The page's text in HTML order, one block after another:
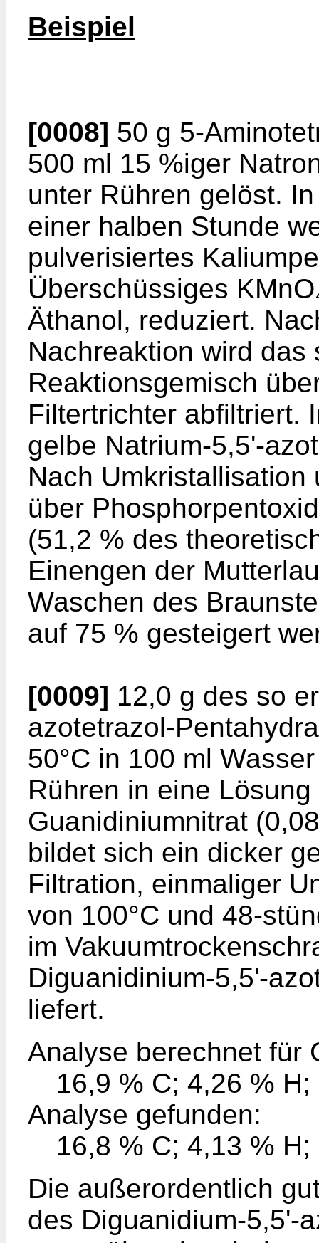
Beispiel
[0008] 50 g 5-
500 ml 15 %iger
unter Rühren gelöst.
einer halben Stunde
pulverisiertes
Überschüssiges
Äthanol, reduziert.
Nachreaktion wird
Reaktionsgemisch
Filtertrichter abfiltriert.
gelbe Natrium-5,5'-
Nach
über
(51,2 % des
Einengen der
Waschen des
auf 75 % gesteigert
[0009] 12,0 g des so
azotetrazol-
50°C in 100 ml
Rühren in eine
Guanidiniumnitrat
bildet sich ein dicker
Filtration, einmaliger
von 100°C und 48-
im
Diguanidinium-5,5'-
liefert.
Analyse berechnet für
16,9 % C; 4,26 %
Analyse gefunden:
16,8 % C; 4,13 %
Die außerordentlich
des Diguanidium-5,5'-